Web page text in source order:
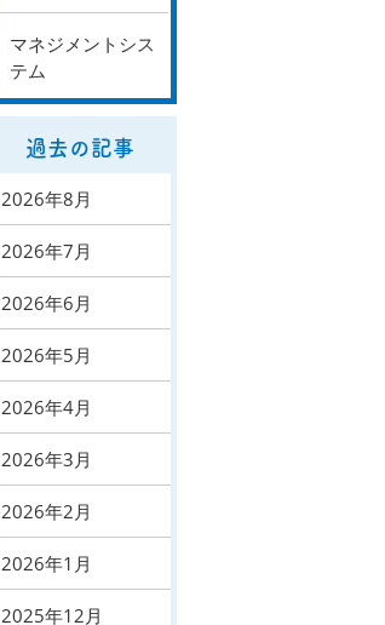
マネジメントシス
テム
過去の記事
2026年8月
2026年7月
2026年6月
2026年5月
2026年4月
2026年3月
2026年2月
2026年1月
2025年12月